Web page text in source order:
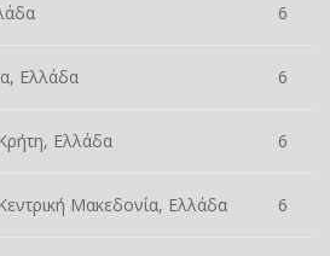
6
Ελλάδα 6
Ελλάδα 6
Μακεδονία, Ελλάδα 6